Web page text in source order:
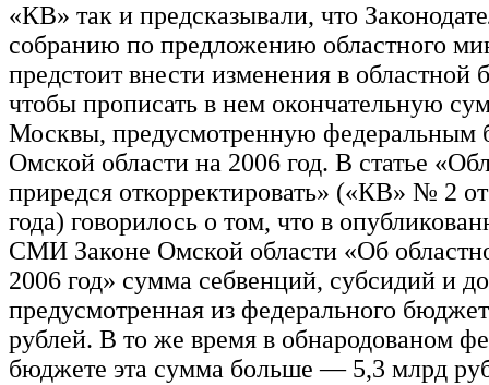
«КВ» так и предсказывали, что
собранию по предложению областного
предстоит внести изменения в областной
чтобы прописать в нем окончательную
Москвы, предусмотренную федеральным
Омской области на 2006 год. В статье
приредся откорректировать» («КВ» № 2
года) говорилось о том, что в
СМИ Законе Омской области «Об
2006 год» сумма себвенций, субсидий и
предусмотренная из федерального
рублей. В то же время в обнародованом
бюджете эта сумма больше — 5,3 млрд